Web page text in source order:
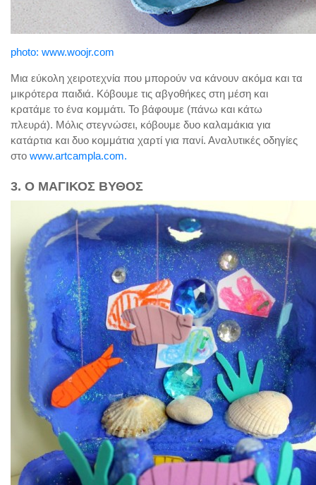
photo: www.woojr.com
Μια εύκολη χειροτεχνία που μπορούν να κάνουν ακόμα και τα
μικρότερα παιδιά. Κόβουμε τις αβγοθήκες στη μέση και
κρατάμε το ένα κομμάτι. Το βάφουμε (πάνω και κάτω
πλευρά). Μόλις στεγνώσει, κόβουμε δυο καλαμάκια για
κατάρτια και δυο κομμάτια χαρτί για πανί. Αναλυτικές οδηγίες
στο www.artcampla.com.
3. Ο ΜΑΓΙΚΟΣ ΒΥΘΟΣ